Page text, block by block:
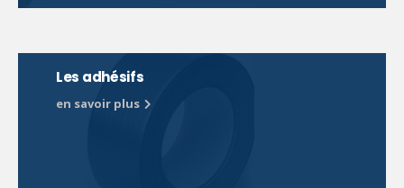
Les adhésifs
en savoir plus